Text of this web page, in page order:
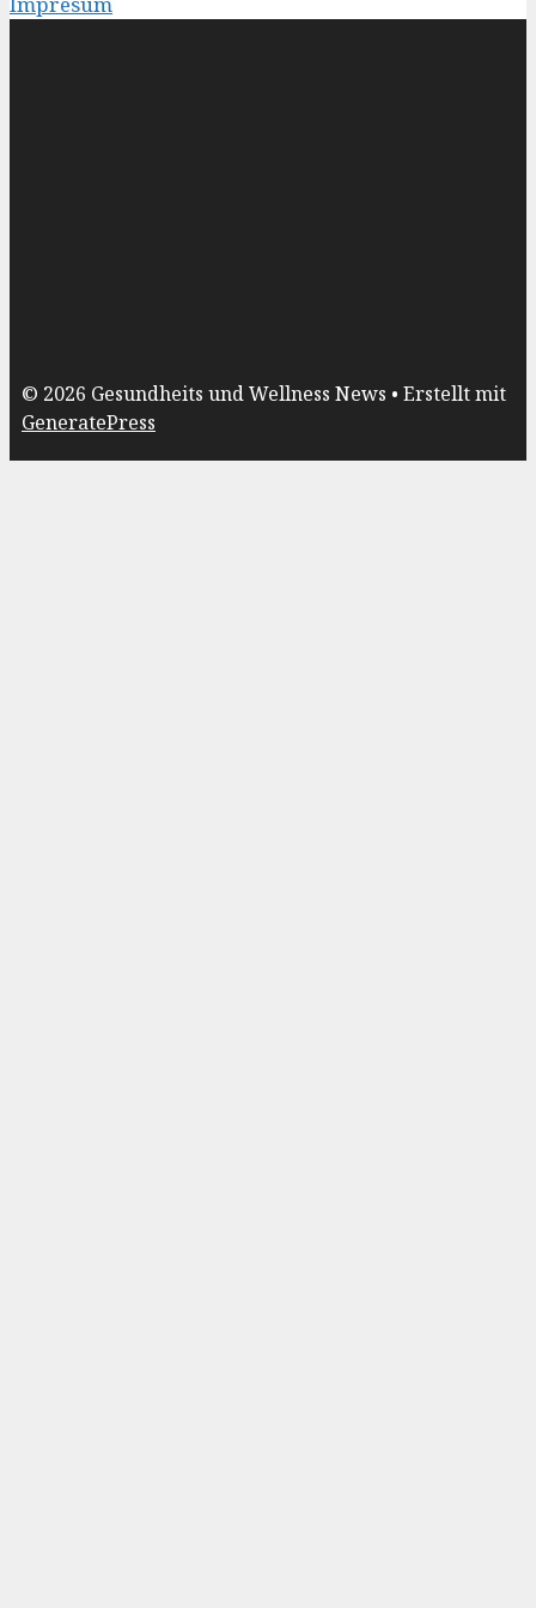
© 2026 Gesundheits und Wellness News • Erstellt mit
GeneratePress